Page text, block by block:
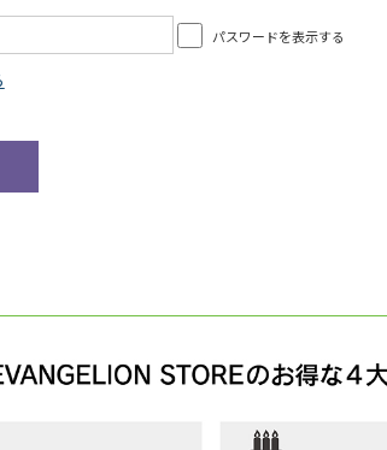
パスワードを表示する